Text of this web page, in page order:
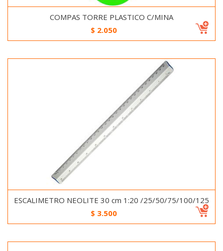
COMPAS TORRE PLASTICO C/MINA
$ 2.050
ESCALIMETRO NEOLITE 30 cm 1:20 /25/50/75/100/125
$ 3.500